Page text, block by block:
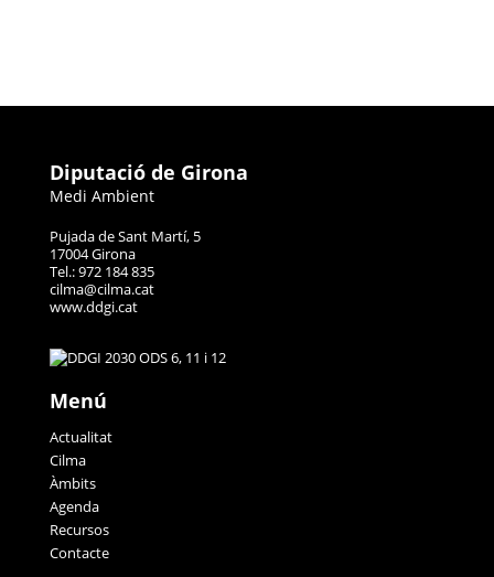
Diputació de Girona
Medi Ambient
Pujada de Sant Martí, 5
17004 Girona
Tel.: 972 184 835
cilma@cilma.cat
www.ddgi.cat
Menú
Actualitat
Cilma
Àmbits
Agenda
Recursos
Contacte